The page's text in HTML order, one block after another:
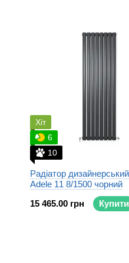
Хіт
6
10
Радіатор
Adele 11 8/1500 чорний
15 465.00 грн
Купити